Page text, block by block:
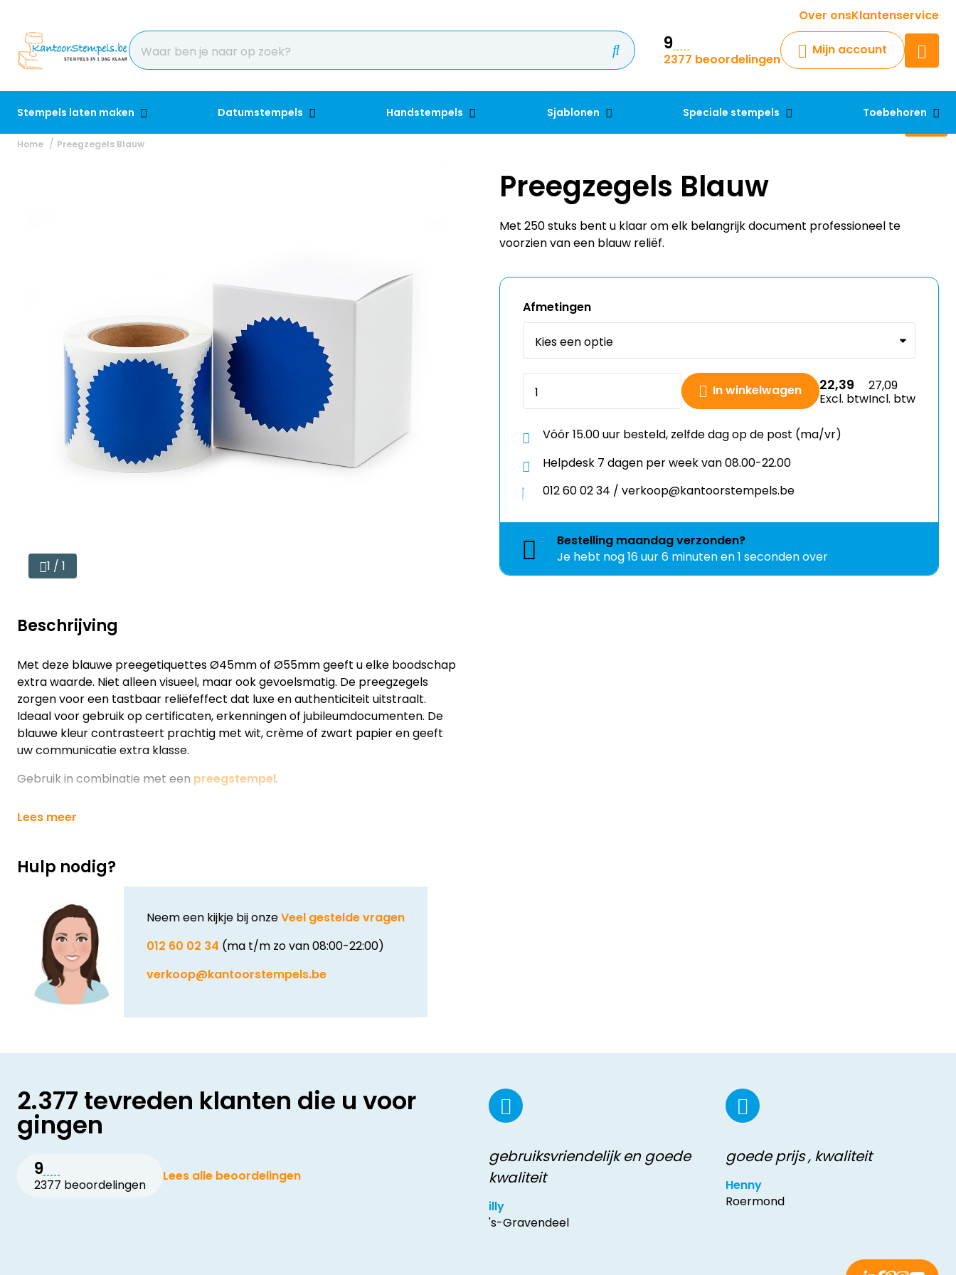
Over onsKlantenservice
9
2377 beoordelingen
Mijn account
Stempels laten maken Datumstempels Handstempels Sjablonen Speciale stempels Toebehoren
Krijg een antwoord op uw vraag
Chatbot
Chat 24/7 met onze chatbot
Contact
Home Preegzegels Blauw
1 / 1
Beschrijving
Met deze blauwe preegetiquettes Ø45mm of Ø55mm geeft u elke boodschap
extra waarde. Niet alleen visueel, maar ook gevoelsmatig. De preegzegels
zorgen voor een tastbaar reliëfeffect dat luxe en authenticiteit uitstraalt.
Ideaal voor gebruik op certificaten, erkenningen of jubileumdocumenten. De
blauwe kleur contrasteert prachtig met wit, crème of zwart papier en geeft
uw communicatie extra klasse.
Gebruik in combinatie met een preegstempel.
Lees meer
Hulp nodig?
Neem een kijkje bij onzeVeel gestelde vragen
012 60 02 34 (ma t/m zo van 08:00-22:00)
verkoop@kantoorstempels.be
Preegzegels Blauw
Met 250 stuks bent u klaar om elk belangrijk document professioneel te
voorzien van een blauw reliëf.
Afmetingen
In winkelwagen 22,39
Excl. btw
27,09
Incl. btw
Vóór 15.00 uur besteld, zelfde dag op de post (ma/vr)
Helpdesk 7 dagen per week van 08.00-22.00
012 60 02 34 / verkoop@kantoorstempels.be
Bestelling maandagverzonden?
Je hebt nog16 uur 6 minuten en 0 seconden over
2.377 tevreden klanten die u voor
gingen
9
2377 beoordelingen
Lees alle beoordelingen
gebruiksvriendelijk en goede
kwaliteit
illy
's-Gravendeel
goede prijs , kwaliteit
Henny
Roermond